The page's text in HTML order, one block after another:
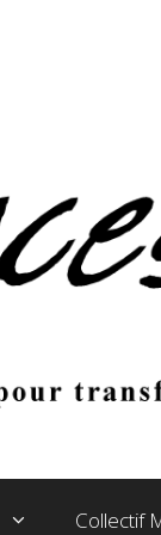
Collectif